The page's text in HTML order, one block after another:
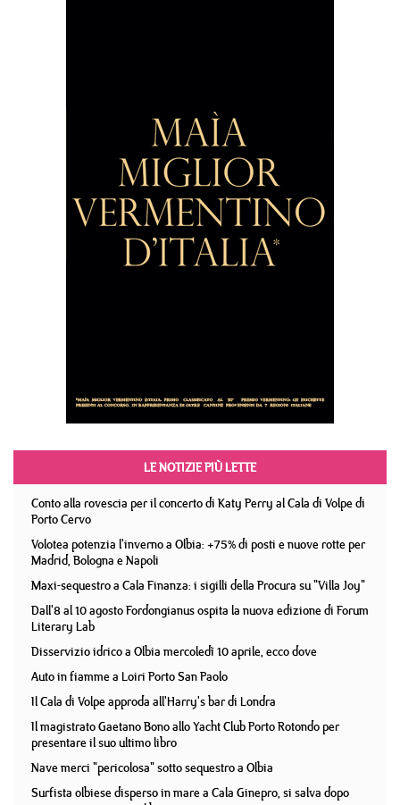
LE NOTIZIE PIÙ LETTE
Conto alla rovescia per il concerto di Katy Perry al Cala di Volpe di
Porto Cervo
Volotea potenzia l'inverno a Olbia: +75% di posti e nuove rotte per
Madrid, Bologna e Napoli
Maxi-sequestro a Cala Finanza: i sigilli della Procura su "Villa Joy"
Dall'8 al 10 agosto Fordongianus ospita la nuova edizione di Forum
Literary Lab
Disservizio idrico a Olbia mercoledì 10 aprile, ecco dove
Auto in fiamme a Loiri Porto San Paolo
Il Cala di Volpe approda all'Harry's bar di Londra
Il magistrato Gaetano Bono allo Yacht Club Porto Rotondo per
presentare il suo ultimo libro
Nave merci "pericolosa" sotto sequestro a Olbia
Surfista olbiese disperso in mare a Cala Ginepro, si salva dopo